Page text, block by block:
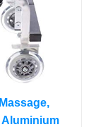
Aluminium